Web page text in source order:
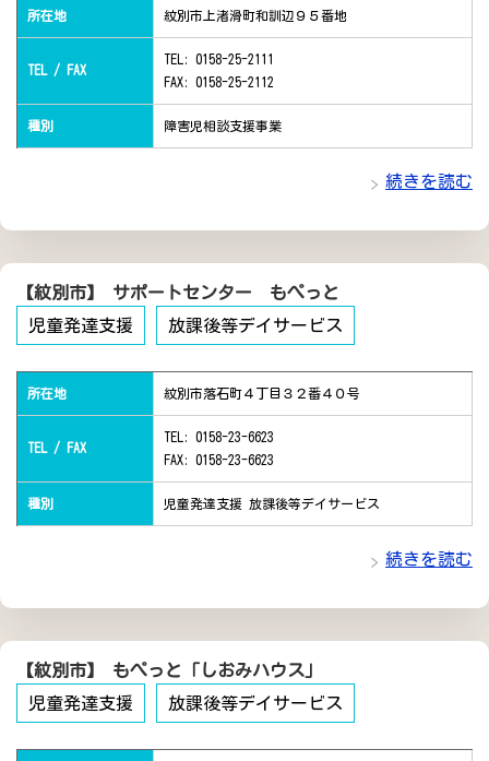
所在地 紋別市上渚滑町和訓辺９５番地
TEL / FAX
TEL: 0158-25-2111
FAX: 0158-25-2112
種別 障害児相談支援事業
続きを読む
【紋別市】 サポートセンター もぺっと
児童発達支援
放課後等デイサービス
所在地 紋別市落石町４丁目３２番４０号
TEL / FAX
TEL: 0158-23-6623
FAX: 0158-23-6623
種別 児童発達支援 放課後等デイサービス
続きを読む
【紋別市】 もぺっと「しおみハウス」
児童発達支援
放課後等デイサービス